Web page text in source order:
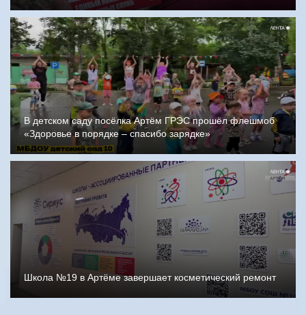
В детском саду посёлка Артём ГРЭС прошёл флешмоб
«Здоровье в порядке – спасибо зарядке»
Школа №19 в Артёме завершает косметический ремонт